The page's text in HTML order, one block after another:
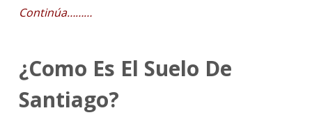
Continúa………
¿Como Es El Suelo De
Santiago?